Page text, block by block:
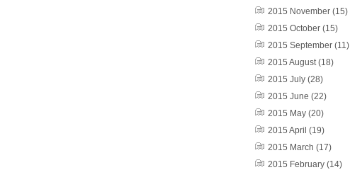
2015 November (15)
2015 October (15)
2015 September (11)
2015 August(18)
2015 July (28)
2015 June (22)
2015 May (20)
2015 April (19)
2015 March (17)
2015 February (14)